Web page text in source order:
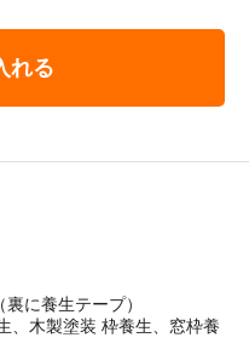
れる
に養生テープ）
、木製塗装 枠養生、窓枠養